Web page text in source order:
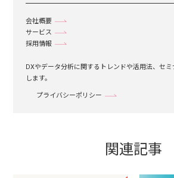
会社概要
サービス
採用情報
DXやデータ分析に関するトレンドや活用法、セ
します。
プライバシーポリシー
関連記事